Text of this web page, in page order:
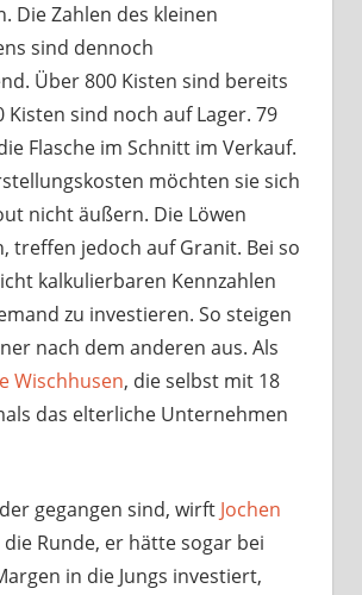
Die Zahlen des kleinen
sind dennoch
Über 800 Kisten sind bereits
Kisten sind noch auf Lager. 79
Flasche im Schnitt im Verkauf.
möchten sie sich
nicht äußern. Die Löwen
treffen jedoch auf Granit. Bei so
kalkulierbaren Kennzahlen
zu investieren. So steigen
nach dem anderen aus. Als
Wischhusen, die selbst mit 18
das elterliche Unternehmen
gegangen sind, wirft Jochen
die Runde, er hätte sogar bei
in die Jungs investiert,